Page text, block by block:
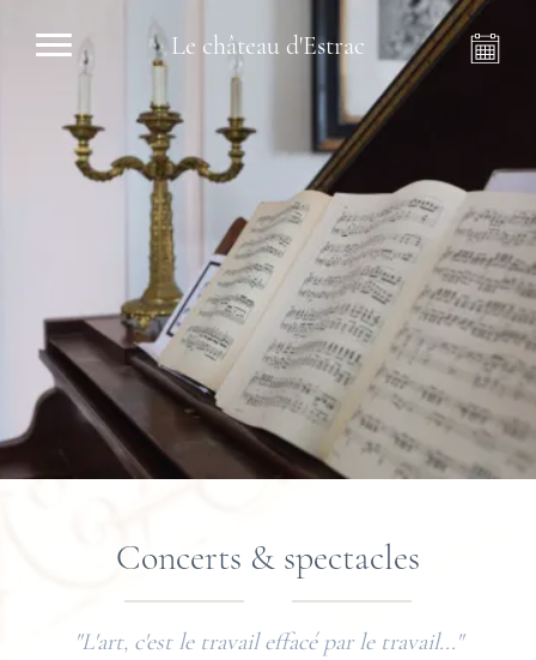
Le château d'Estrac
Concerts & spectacles
"L'art, c'est le travail effacé par le travail..."